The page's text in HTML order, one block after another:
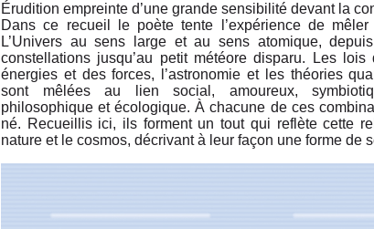
Érudition empreinte d’une grande sensibilité devant la
Dans ce recueil le poète tente l’expérience de
L’Univers au sens large et au sens atomique,
constellations jusqu’au petit météore disparu. Les
énergies et des forces, l’astronomie et les théories
sont mêlées au lien social, amoureux,
philosophique et écologique. À chacune de ces
né. Recueillis ici, ils forment un tout qui reflète cette
nature et le cosmos, décrivant à leur façon une forme de